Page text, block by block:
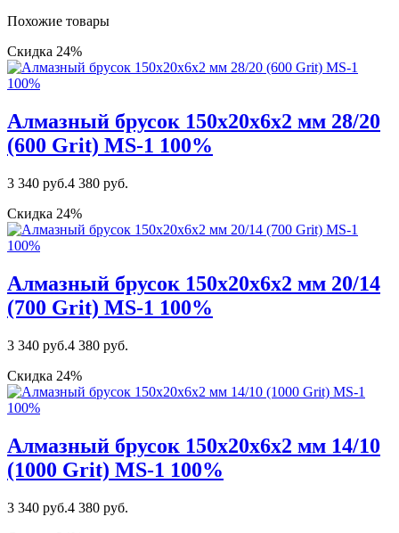
Похожие товары
Скидка 24%
Алмазный брусок 150х20х6х2 мм 28/20
(600 Grit) MS-1 100%
3 340 руб.4 380 руб.
Скидка 24%
Алмазный брусок 150х20х6х2 мм 20/14
(700 Grit) MS-1 100%
3 340 руб.4 380 руб.
Скидка 24%
Алмазный брусок 150х20х6х2 мм 14/10
(1000 Grit) MS-1 100%
3 340 руб.4 380 руб.